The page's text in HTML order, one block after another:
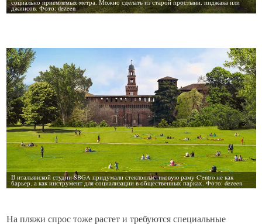
На пляжи спрос тоже растет и требуются специальные